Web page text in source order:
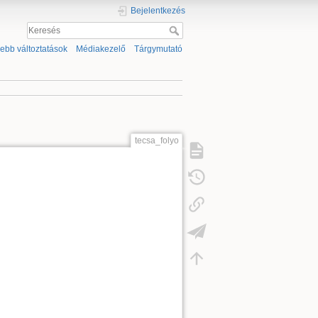
Bejelentkezés
változtatások Médiakezelő Tárgymutató
tecsa_folyo